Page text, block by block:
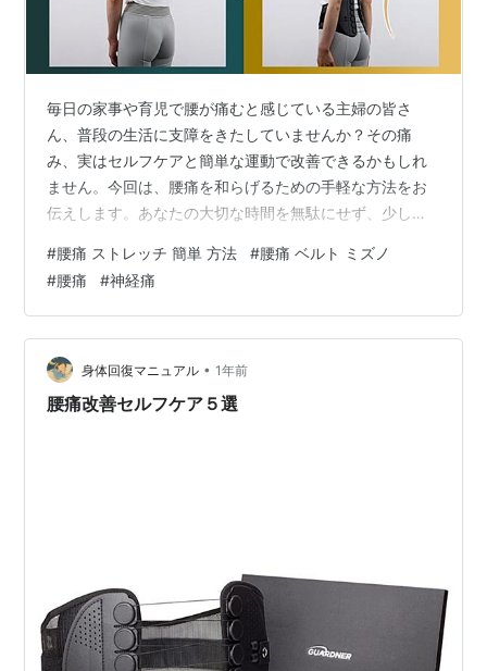
毎日の家事や育児で腰が痛むと感じている主婦の皆さ
ん、普段の生活に支障をきたしていませんか？その痛
み、実はセルフケアと簡単な運動で改善できるかもしれ
ません。今回は、腰痛を和らげるための手軽な方法をお
伝えします。あなたの大切な時間を無駄にせず、少しの
のセルフケアとは？ 1. 腰痛の原因を理解する 腰痛は、筋
肉の緊張や姿勢の悪さ、運動不足から来ることが多いで
す。特に主婦の場合、家事の合間に無理な体勢を続けて
しまったり、重いものを持ち上げたりすることで、腰に
負担がかかります。まずは自分の生活習慣を振り返り、
どのような行動が腰痛を引き起こしているのかを…
#腰痛 ストレッチ 簡単 方法 #腰痛 ベルト ミズノ
#腰痛 #神経痛
身体回復マニュアル • 1年前
腰痛改善セルフケア５選